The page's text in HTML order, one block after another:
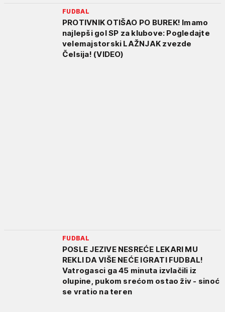
FUDBAL
PROTIVNIK OTIŠAO PO BUREK! Imamo
najlepši gol SP za klubove: Pogledajte
velemajstorski LAŽNJAK zvezde
Čelsija! (VIDEO)
FUDBAL
POSLE JEZIVE NESREĆE LEKARI MU
REKLI DA VIŠE NEĆE IGRATI FUDBAL!
Vatrogasci ga 45 minuta izvlačili iz
olupine, pukom srećom ostao živ - sinoć
se vratio na teren